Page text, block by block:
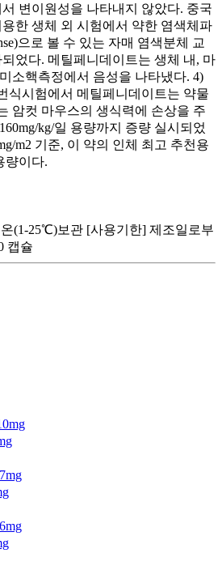
변이원성을 나타내지 않았다. 중국
한 생체 외 시험에서 약한 염색체파
으로 볼 수 있는 자매 염색분체 교
었다. 메틸페니데이트는 생체 내, 마
소핵측정에서 음성을 나타냈다. 4)
식시험에서 메틸페니데이트는 약물
암컷 마우스의 생식력에 손상을 주
kg/일 용량까지 증량 실시되었
m2 기준, 이 약의 인체 최고 추천용
량이다.
(1-25℃)보관 [사용기한] 제조일로부
캡슐